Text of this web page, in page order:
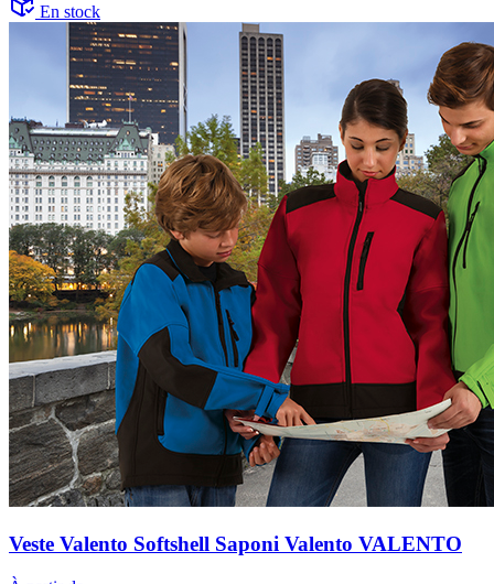
En stock
Veste Valento Softshell Saponi Valento VALENTO